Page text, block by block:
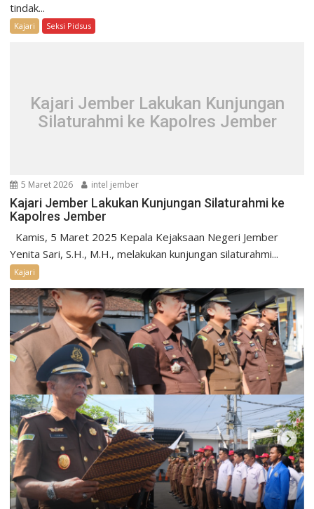
tindak...
Kajari Seksi Pidsus
Kajari Jember Lakukan Kunjungan
Silaturahmi ke Kapolres Jember
5 Maret 2026 intel jember
Kajari Jember Lakukan Kunjungan Silaturahmi ke
Kapolres Jember
Kamis, 5 Maret 2025 Kepala Kejaksaan Negeri Jember
Yenita Sari, S.H., M.H., melakukan kunjungan silaturahmi...
Kajari